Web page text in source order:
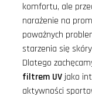
komfortu, ale
narażenie na
poważnych
starzenia się
Dlatego
filtrem UVjako
aktywności